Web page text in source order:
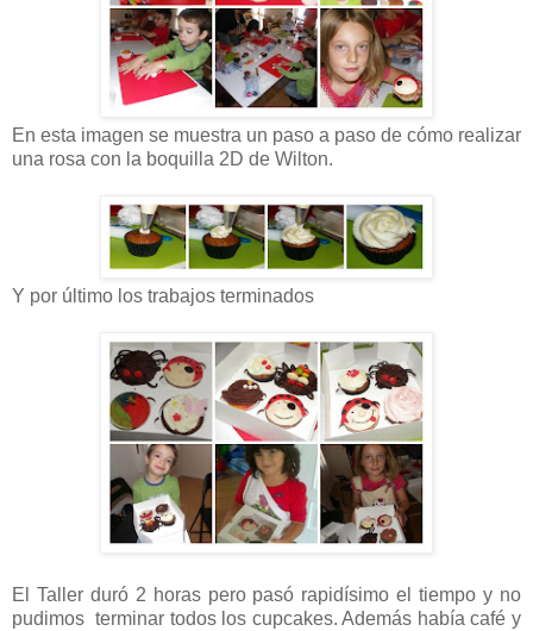
En esta imagen se muestra un paso a paso de cómo realizar
una rosa con la boquilla 2D de Wilton.
Y por último los trabajos terminados
El Taller duró 2 horas pero pasó rapidísimo el tiempo y no
pudimos terminar todos los cupcakes. Además había café y